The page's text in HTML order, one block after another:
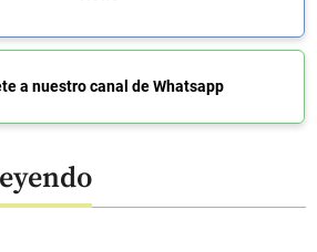
a nuestro canal de Whatsapp